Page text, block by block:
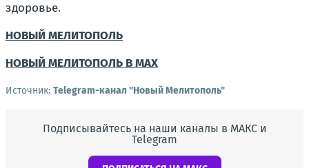
здоровье.
НОВЫЙ МЕЛИТОПОЛЬ
НОВЫЙ МЕЛИТОПОЛЬ В MAX
Источник: Telegram-канал "Новый Мелитополь"
Подписывайтесь на наши каналы в МАКС и
Telegram